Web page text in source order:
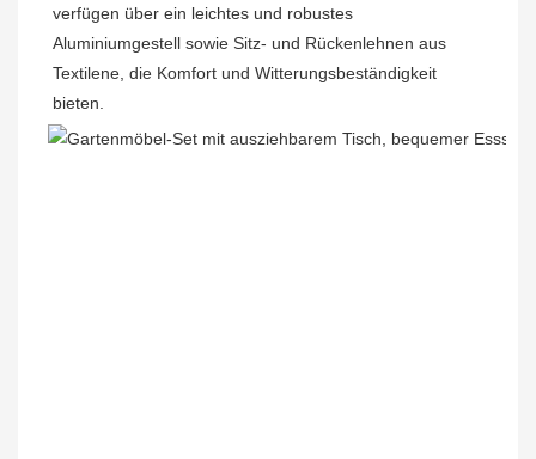
verfügen über ein leichtes und robustes
Aluminiumgestell sowie Sitz- und Rückenlehnen aus
Textilene, die Komfort und Witterungsbeständigkeit
bieten.